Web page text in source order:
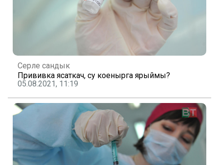
Серле сандык
Прививка ясаткач, су коенырга ярыймы?
05.08.2021, 11:19